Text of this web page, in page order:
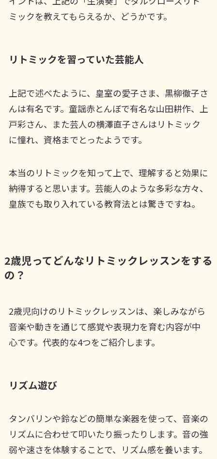
ミックを教えてもらえるか、どうかです。
リトミックを習っていた芸能人
上記で述べたように、皇室の愛子さま、黒柳徹子さ
んは有名です。童謡赤とんぼで有名な山田耕作、上
戸彩さん、また芸人の横澤直子さんはリトミック
に憧れ、資格までとったようです。
本当のリトミックを知って上で、理解すると効果に
納得すると思います。芸能人のような多彩な方々、
皇族でも取り入れている教育法とは驚きですね。
2歳児ってどんなリトミックレッスンをする
の？
2歳児向けのリトミックレッスンは、楽しみながら
音楽や動きを通じて感覚や表現力を育む内容が中
心です。代表的な4つをご紹介します。
リズム遊び
タンバリンや鈴などの簡単な楽器を使って、音楽の
リズムに合わせて叩いたり振ったりします。音の強
弱や速さを体験することで、リズム感を養います。